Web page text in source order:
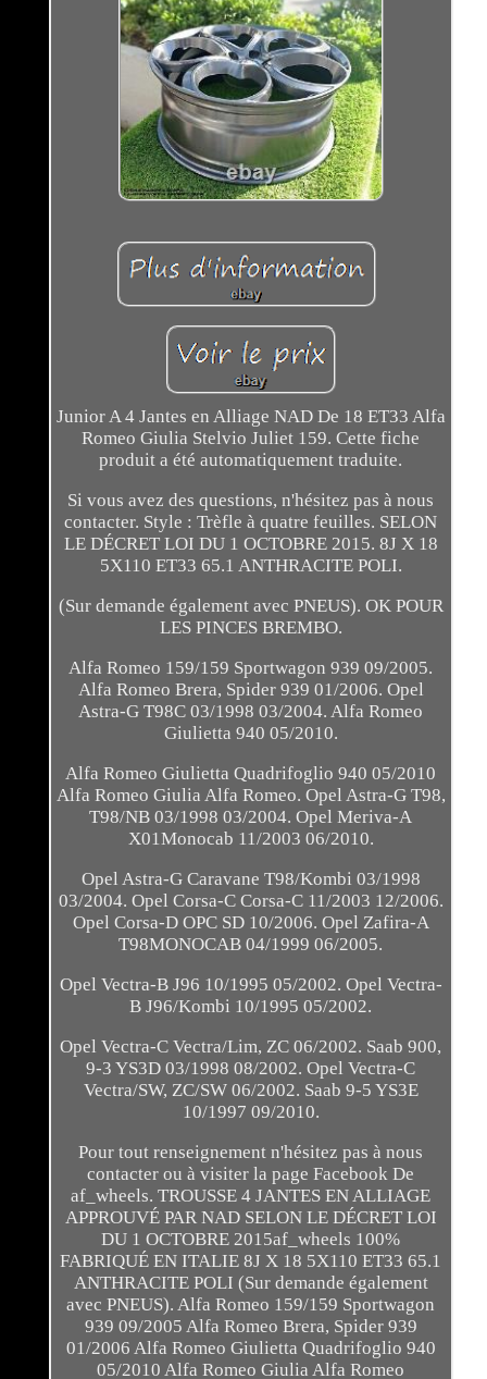
Junior A 4 Jantes en Alliage NAD De 18 ET33 Alfa
Romeo Giulia Stelvio Juliet 159. Cette fiche
produit a été automatiquement traduite.
Si vous avez des questions, n'hésitez pas à nous
contacter. Style : Trèfle à quatre feuilles. SELON
LE DÉCRET LOI DU 1 OCTOBRE 2015. 8J X 18
5X110 ET33 65.1 ANTHRACITE POLI.
(Sur demande également avec PNEUS). OK POUR
LES PINCES BREMBO.
Alfa Romeo 159/159 Sportwagon 939 09/2005.
Alfa Romeo Brera, Spider 939 01/2006. Opel
Astra-G T98C 03/1998 03/2004. Alfa Romeo
Giulietta 940 05/2010.
Alfa Romeo Giulietta Quadrifoglio 940 05/2010
Alfa Romeo Giulia Alfa Romeo. Opel Astra-G T98,
T98/NB 03/1998 03/2004. Opel Meriva-A
X01Monocab 11/2003 06/2010.
Opel Astra-G Caravane T98/Kombi 03/1998
03/2004. Opel Corsa-C Corsa-C 11/2003 12/2006.
Opel Corsa-D OPC SD 10/2006. Opel Zafira-A
T98MONOCAB 04/1999 06/2005.
Opel Vectra-B J96 10/1995 05/2002. Opel Vectra-
B J96/Kombi 10/1995 05/2002.
Opel Vectra-C Vectra/Lim, ZC 06/2002. Saab 900,
9-3 YS3D 03/1998 08/2002. Opel Vectra-C
Vectra/SW, ZC/SW 06/2002. Saab 9-5 YS3E
10/1997 09/2010.
Pour tout renseignement n'hésitez pas à nous
contacter ou à visiter la page Facebook De
af_wheels. TROUSSE 4 JANTES EN ALLIAGE
APPROUVÉ PAR NAD SELON LE DÉCRET LOI
DU 1 OCTOBRE 2015af_wheels 100%
FABRIQUÉ EN ITALIE 8J X 18 5X110 ET33 65.1
ANTHRACITE POLI (Sur demande également
avec PNEUS). Alfa Romeo 159/159 Sportwagon
939 09/2005 Alfa Romeo Brera, Spider 939
01/2006 Alfa Romeo Giulietta Quadrifoglio 940
05/2010 Alfa Romeo Giulia Alfa Romeo